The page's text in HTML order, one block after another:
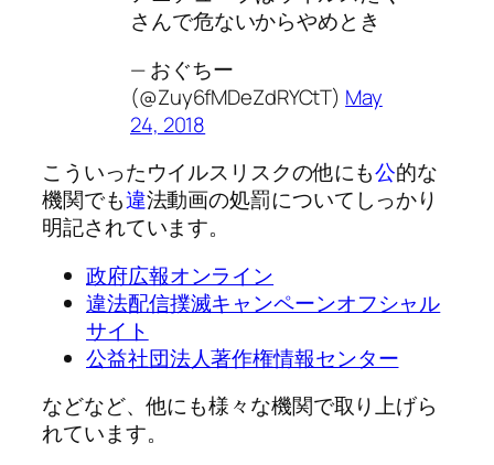
さんで危ないからやめとき
— おぐちー
(@Zuy6fMDeZdRYCtT) May
24, 2018
こういったウイルスリスクの他にも公的な
機関でも違法動画の処罰についてしっかり
明記されています。
政府広報オンライン
違法配信撲滅キャンペーンオフシャル
サイト
公益社団法人著作権情報センター
などなど、他にも様々な機関で取り上げら
れています。